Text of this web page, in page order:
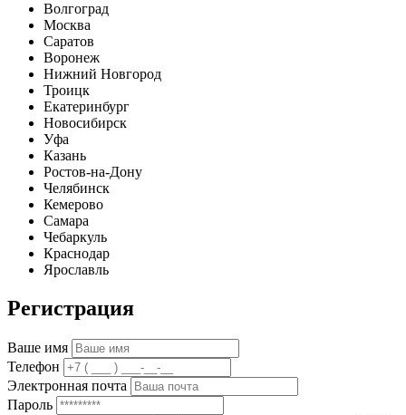
Волгоград
Москва
Саратов
Воронеж
Нижний Новгород
Троицк
Екатеринбург
Новосибирск
Уфа
Казань
Ростов-на-Дону
Челябинск
Кемерово
Самара
Чебаркуль
Краснодар
Ярославль
Регистрация
Ваше имя
Телефон
Электронная почта
Пароль